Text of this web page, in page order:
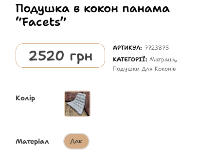
Подушка в кокон панама
“Facets”
2520 грн АРТИКУЛ: 7723875
КАТЕГОРІЇ:Матраци,
Подушки Для Коконів
Колір
Матеріал Дак